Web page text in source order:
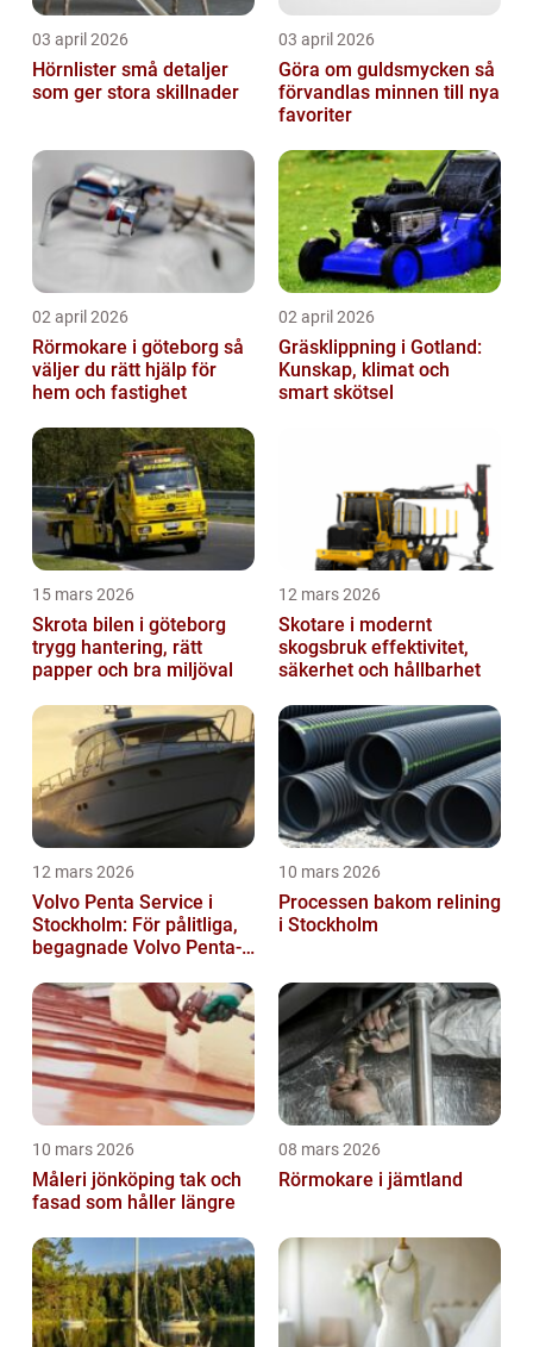
03 april 2026
Hörnlister små detaljer
som ger stora skillnader
03 april 2026
Göra om guldsmycken så
förvandlas minnen till nya
favoriter
02 april 2026
Rörmokare i göteborg så
väljer du rätt hjälp för
hem och fastighet
02 april 2026
Gräsklippning i Gotland:
Kunskap, klimat och
smart skötsel
15 mars 2026
Skrota bilen i göteborg
trygg hantering, rätt
papper och bra miljöval
12 mars 2026
Skotare i modernt
skogsbruk effektivitet,
säkerhet och hållbarhet
12 mars 2026
Volvo Penta Service i
Stockholm: För pålitliga,
begagnade Volvo Penta-
10 mars 2026
Processen bakom relining
i Stockholm
10 mars 2026
Måleri jönköping tak och
fasad som håller längre
08 mars 2026
Rörmokare i jämtland